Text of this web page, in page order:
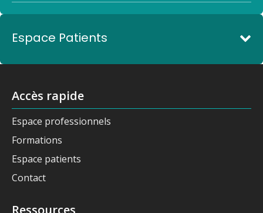
Espace Patients
Accès rapide
Espace professionnels
Formations
Espace patients
Contact
Ressources